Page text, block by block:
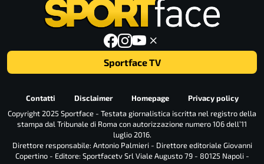
Sportface TV
Contatti Disclaimer Homepage
Privacy policy
Copyright 2025 Sportface - Testata giornalistica iscritta nel registro della
stampa dal Tribunale di Roma con autorizzazione numero 106 dell’11
luglio 2016.
Direttore responsabile: Antonio Palmieri - Direttore editoriale Giovanni
Copertino - Editore: Sportfacetv Srl Viale Augusto 79 - 80125 Napoli -